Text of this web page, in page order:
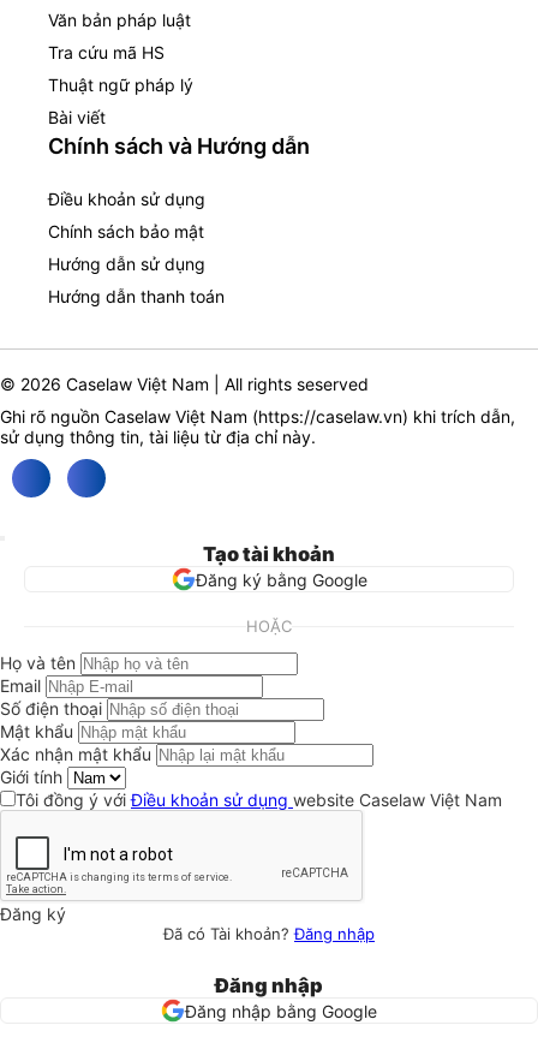
Văn bản pháp luật
Tra cứu mã HS
Thuật ngữ pháp lý
Bài viết
Chính sách và Hướng dẫn
Điều khoản sử dụng
Chính sách bảo mật
Hướng dẫn sử dụng
Hướng dẫn thanh toán
© 2026 Caselaw Việt Nam | All rights seserved
Ghi rõ nguồn Caselaw Việt Nam (https://caselaw.vn) khi trích dẫn,
sử dụng thông tin, tài liệu từ địa chỉ này.
Tạo tài khoản
Đăng ký bằng Google
HOẶC
Họ và tên
Email
Số điện thoại
Mật khẩu
Xác nhận mật khẩu
Giới tính
Tôi đồng ý vớiĐiều khoản sử dụng website Caselaw Việt Nam
Đăng ký
Đã có Tài khoản?Đăng nhập
Đăng nhập
Đăng nhập bằng Google